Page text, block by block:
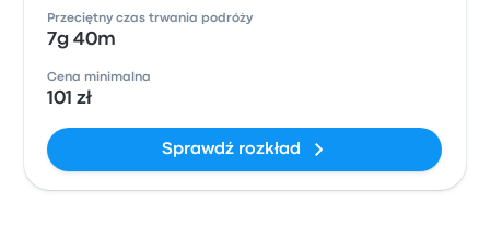
Przeciętny czas trwania podróży
7g 40m
Cena minimalna
101 zł
Sprawdź rozkład